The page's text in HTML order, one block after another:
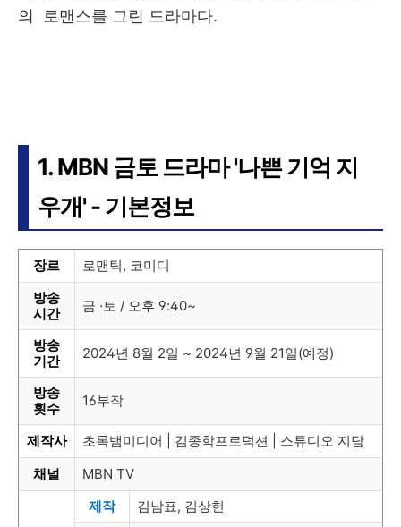
의 로맨스를 그린 드라마다.
1. MBN 금토 드라마 '나쁜 기억 지
우개' - 기본정보
장르
로맨틱, 코미디
방송
시간
금 ·토 / 오후 9:40~
방송
기간
2024년 8월 2일 ~ 2024년 9월 21일(예정)
방송
횟수
16부작
제작사
초록뱀미디어 | 김종학프로덕션 | 스튜디오 지담
채널
MBN TV
제작
김남표, 김상헌